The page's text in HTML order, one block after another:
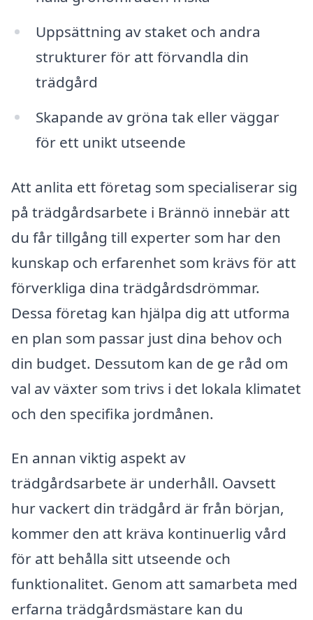
Uppsättning av staket och andra
strukturer för att förvandla din
trädgård
Skapande av gröna tak eller väggar
för ett unikt utseende
Att anlita ett företag som specialiserar sig
på trädgårdsarbete i Brännö innebär att
du får tillgång till experter som har den
kunskap och erfarenhet som krävs för att
förverkliga dina trädgårdsdrömmar.
Dessa företag kan hjälpa dig att utforma
en plan som passar just dina behov och
din budget. Dessutom kan de ge råd om
val av växter som trivs i det lokala klimatet
och den specifika jordmånen.
En annan viktig aspekt av
trädgårdsarbete är underhåll. Oavsett
hur vackert din trädgård är från början,
kommer den att kräva kontinuerlig vård
för att behålla sitt utseende och
funktionalitet. Genom att samarbeta med
erfarna trädgårdsmästare kan du